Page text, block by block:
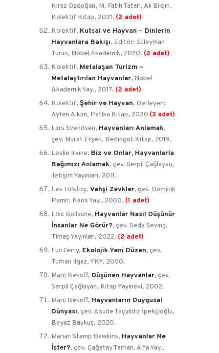
Kiraz Özdoğan, M. Fatih Tatari, Ali Bilgin,
Kolektif Kitap, 2021. (2 adet)
Kolektif, Kutsal ve Hayvan – Dinlerin
Hayvanlara Bakışı, Editör: Süleyman
Turan, Nobel Akademik, 2020. (2 adet)
Kolektif, Metalaşan Turizm –
Metalaştırılan Hayvanlar, Nobel
Akademik Yay., 2017. (2 adet)
Kolektif, Şehir ve Hayvan, Derleyen:
Ayten Alkan, Patika Kitap, 2020 (3 adet)
Lars Svendsen, Hayvanları Anlamak,
çev. Murat Erşen, Redingot Kitap, 2019.
Leslie Irvine, Biz ve Onlar, Hayvanlarla
Bağımızı Anlamak, çev. Serpil Çağlayan,
iletişim Yayınları, 2011.
Lev Tolstoy, Vahşi Zevkler, çev. Dominik
Pamir, Kaos Yay., 2000. (1 adet)
Loic Bollache, Hayvanlar Nasıl Düşünür
İnsanlar Ne Görür?, çev. Seda Sevinç,
Timaş Yayınları, 2022. (2 adet)
Luc Ferry, Ekolojik Yeni Düzen, çev.
Turhan Ilgaz, YKY, 2000.
Marc Bekoff, Düşünen Hayvanlar, çev.
Serpil Çağlayan, Kitap Yayınevi, 2002.
Marc Bekoff, Hayvanların Duygusal
Dünyası, çev. Asude Taçyıldız İpekçioğlu,
Beyaz Baykuş, 2020.
Marian Stamp Dawkins, Hayvanlar Ne
İster?, çev. Çağatay Tarhan, Alfa Yay.,